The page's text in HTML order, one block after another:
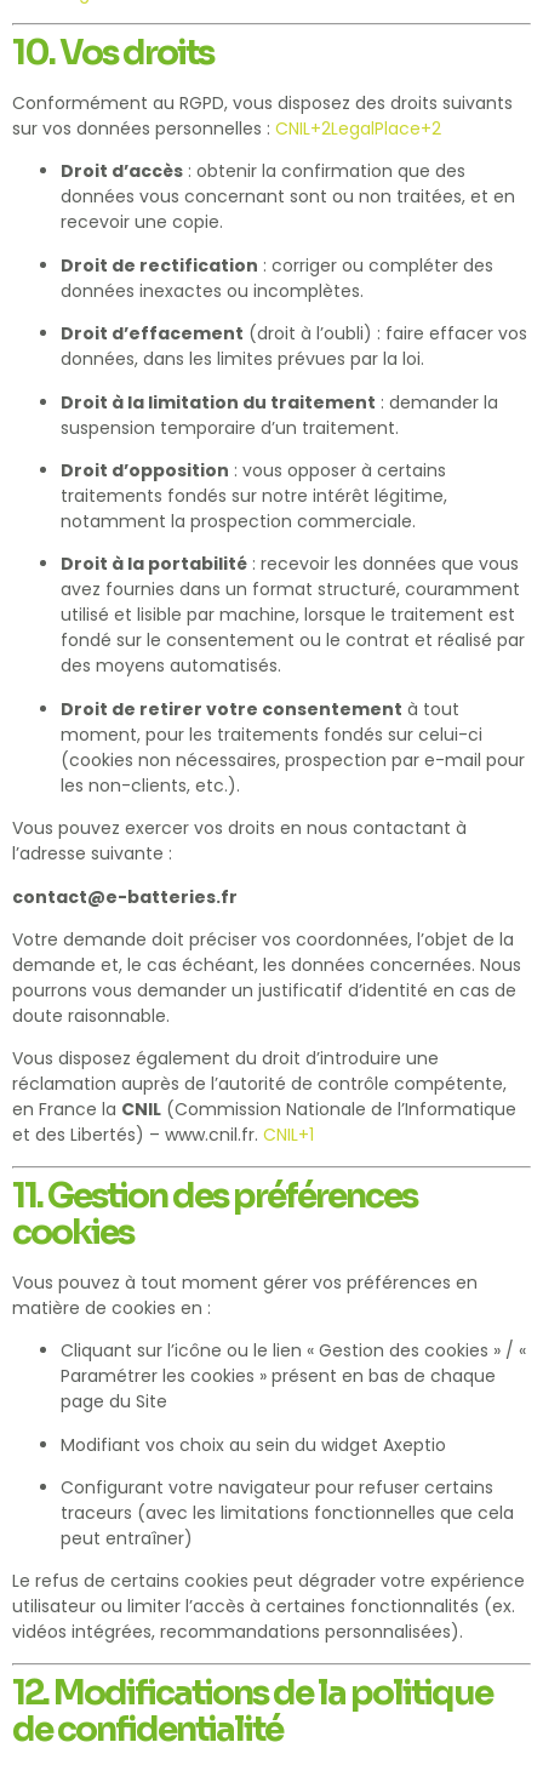
10. Vos droits
Conformément au RGPD, vous disposez des droits suivants
sur vos données personnelles : CNIL+2LegalPlace+2
Droit d’accès : obtenir la confirmation que des
données vous concernant sont ou non traitées, et en
recevoir une copie.
Droit de rectification : corriger ou compléter des
données inexactes ou incomplètes.
Droit d’effacement (droit à l’oubli) : faire effacer vos
données, dans les limites prévues par la loi.
Droit à la limitation du traitement : demander la
suspension temporaire d’un traitement.
Droit d’opposition : vous opposer à certains
traitements fondés sur notre intérêt légitime,
notamment la prospection commerciale.
Droit à la portabilité : recevoir les données que vous
avez fournies dans un format structuré, couramment
utilisé et lisible par machine, lorsque le traitement est
fondé sur le consentement ou le contrat et réalisé par
des moyens automatisés.
Droit de retirer votre consentement à tout
moment, pour les traitements fondés sur celui-ci
(cookies non nécessaires, prospection par e-mail pour
les non-clients, etc.).
Vous pouvez exercer vos droits en nous contactant à
l’adresse suivante :
contact@e-batteries.fr
Votre demande doit préciser vos coordonnées, l’objet de la
demande et, le cas échéant, les données concernées. Nous
pourrons vous demander un justificatif d’identité en cas de
doute raisonnable.
Vous disposez également du droit d’introduire une
réclamation auprès de l’autorité de contrôle compétente,
en France la CNIL (Commission Nationale de l’Informatique
et des Libertés) – www.cnil.fr. CNIL+1
11. Gestion des préférences
cookies
Vous pouvez à tout moment gérer vos préférences en
matière de cookies en :
Cliquant sur l’icône ou le lien « Gestion des cookies » / «
Paramétrer les cookies » présent en bas de chaque
page du Site
Modifiant vos choix au sein du widget Axeptio
Configurant votre navigateur pour refuser certains
traceurs (avec les limitations fonctionnelles que cela
peut entraîner)
Le refus de certains cookies peut dégrader votre expérience
utilisateur ou limiter l’accès à certaines fonctionnalités (ex.
vidéos intégrées, recommandations personnalisées).
12. Modifications de la politique
de confidentialité